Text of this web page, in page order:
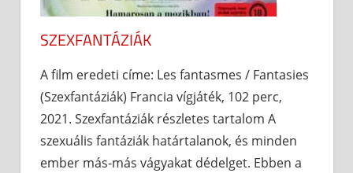
SZEXFANTÁZIÁK
A film eredeti címe: Les fantasmes / Fantasies
(Szexfantáziák) Francia vígjáték, 102 perc,
2021. Szexfantáziák részletes tartalom A
szexuális fantáziák határtalanok, és minden
ember más-más vágyakat dédelget. Ebben a